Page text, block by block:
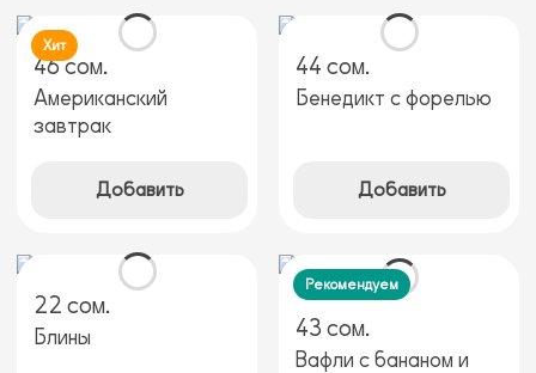
46 сом.
Американский
завтрак
Добавить
Хит
44 сом.
Бенедикт с форелью
Добавить
22 сом.
Блины 43 сом.
Вафли с бананом и
Рекомендуем